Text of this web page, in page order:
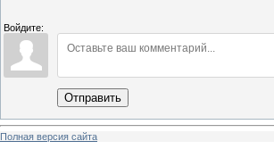
Войдите:
Отправить
Полная версия сайта